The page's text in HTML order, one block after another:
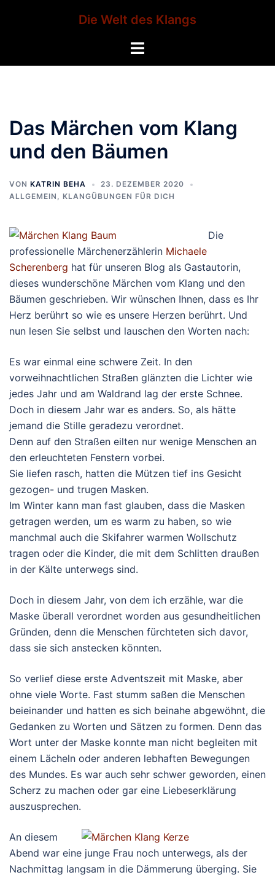
Die Welt des Klangs
Menü
Das Märchen vom Klang
und den Bäumen
VON KATRIN BEHA
23. DEZEMBER 2020
ALLGEMEIN , KLANGÜBUNGEN FÜR DICH
Die
professionelle Märchenerzählerin Michaele
Scherenberg hat für unseren Blog als Gastautorin,
dieses wunderschöne Märchen vom Klang und den
Bäumen geschrieben. Wir wünschen Ihnen, dass es Ihr
Herz berührt so wie es unsere Herzen berührt. Und
nun lesen Sie selbst und lauschen den Worten nach:
Es war einmal eine schwere Zeit. In den
vorweihnachtlichen Straßen glänzten die Lichter wie
jedes Jahr und am Waldrand lag der erste Schnee.
Doch in diesem Jahr war es anders. So, als hätte
jemand die Stille geradezu verordnet.
Denn auf den Straßen eilten nur wenige Menschen an
den erleuchteten Fenstern vorbei.
Sie liefen rasch, hatten die Mützen tief ins Gesicht
gezogen- und trugen Masken.
Im Winter kann man fast glauben, dass die Masken
getragen werden, um es warm zu haben, so wie
manchmal auch die Skifahrer warmen Wollschutz
tragen oder die Kinder, die mit dem Schlitten draußen
in der Kälte unterwegs sind.
Doch in diesem Jahr, von dem ich erzähle, war die
Maske überall verordnet worden aus gesundheitlichen
Gründen, denn die Menschen fürchteten sich davor,
dass sie sich anstecken könnten.
So verlief diese erste Adventszeit mit Maske, aber
ohne viele Worte. Fast stumm saßen die Menschen
beieinander und hatten es sich beinahe abgewöhnt, die
Gedanken zu Worten und Sätzen zu formen. Denn das
Wort unter der Maske konnte man nicht begleiten mit
einem Lächeln oder anderen lebhaften Bewegungen
des Mundes. Es war auch sehr schwer geworden, einen
Scherz zu machen oder gar eine Liebeserklärung
auszusprechen.
An diesem
Abend war eine junge Frau noch unterwegs, als der
Nachmittag langsam in die Dämmerung überging. Sie